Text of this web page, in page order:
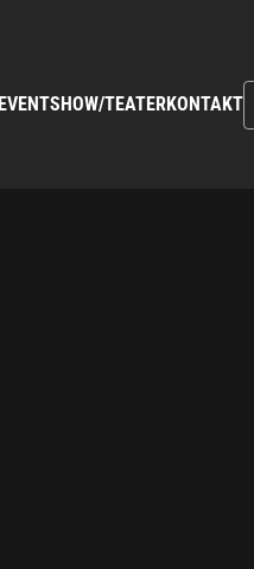
EVENTSHOW/TEATERKONTAKT